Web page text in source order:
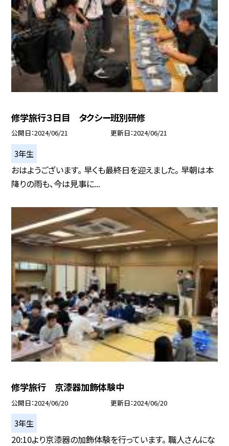
修学旅行３日目 タクシー班別研修
公開日 2024/06/21 更新日 2024/06/21
3年生
おはようございます。 早くも最終日を迎えました。 早朝は本
降りの雨も、今は見事に...
修学旅行 京漆器加飾体験中
公開日 2024/06/20 更新日 2024/06/20
3年生
20:10より京漆器の加飾体験を行っています。 職人さんにな